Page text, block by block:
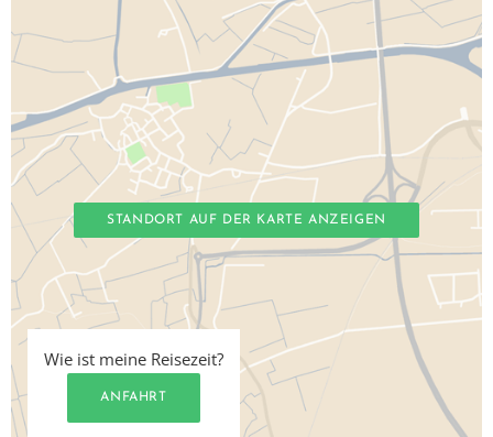
STANDORT AUF DER KARTE ANZEIGEN
Wie ist meine Reisezeit?
ANFAHRT